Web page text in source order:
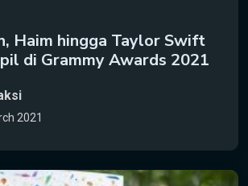
Haim hingga Taylor Swift
di Grammy Awards 2021
2021